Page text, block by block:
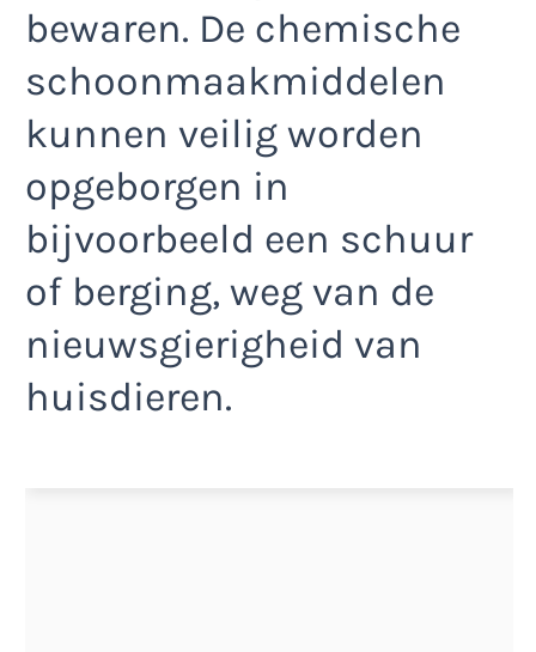
bewaren. De chemische
schoonmaakmiddelen
kunnen veilig worden
opgeborgen in
bijvoorbeeld een schuur
of berging, weg van de
nieuwsgierigheid van
huisdieren.